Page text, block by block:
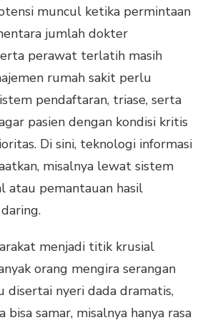
muncul ketika permintaan
jumlah dokter
perawat terlatih masih
rumah sakit perlu
pendaftaran, triase, serta
pasien dengan kondisi kritis
Di sini, teknologi informasi
misalnya lewat sistem
atau pemantauan hasil
menjadi titik krusial
orang mengira serangan
disertai nyeri dada dramatis,
bisa samar, misalnya hanya rasa